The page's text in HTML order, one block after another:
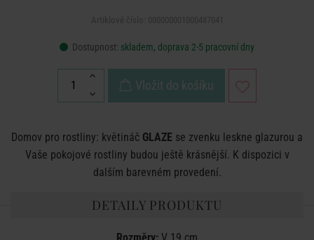
Dostupnost: skladem, doprava 2-5 pracovní dny
Vložit do košíku
Domov pro rostliny: květináč GLAZE se zvenku leskne glazurou a
Vaše pokojové rostliny budou ještě krásnější. K dispozici v
dalším barevném provedení.
DETAILY PRODUKTU